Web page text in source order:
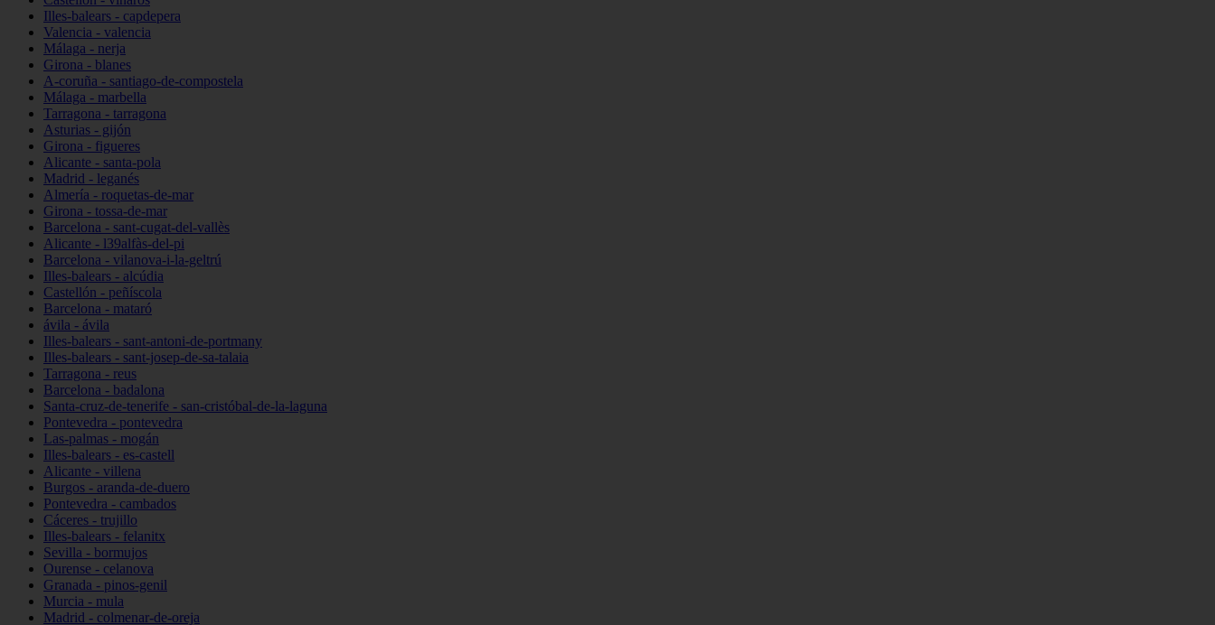
Illes-balears - capdepera
Valencia - valencia
Málaga - nerja
Girona - blanes
A-coruña - santiago-de-compostela
Málaga - marbella
Tarragona - tarragona
Asturias - gijón
Girona - figueres
Alicante - santa-pola
Madrid - leganés
Almería - roquetas-de-mar
Girona - tossa-de-mar
Barcelona - sant-cugat-del-vallès
Alicante - l39alfàs-del-pi
Barcelona - vilanova-i-la-geltrú
Illes-balears - alcúdia
Castellón - peñíscola
Barcelona - mataró
ávila - ávila
Illes-balears - sant-antoni-de-portmany
Illes-balears - sant-josep-de-sa-talaia
Tarragona - reus
Barcelona - badalona
Santa-cruz-de-tenerife - san-cristóbal-de-la-laguna
Pontevedra - pontevedra
Las-palmas - mogán
Illes-balears - es-castell
Alicante - villena
Burgos - aranda-de-duero
Pontevedra - cambados
Cáceres - trujillo
Illes-balears - felanitx
Sevilla - bormujos
Ourense - celanova
Granada - pinos-genil
Murcia - mula
Madrid - colmenar-de-oreja